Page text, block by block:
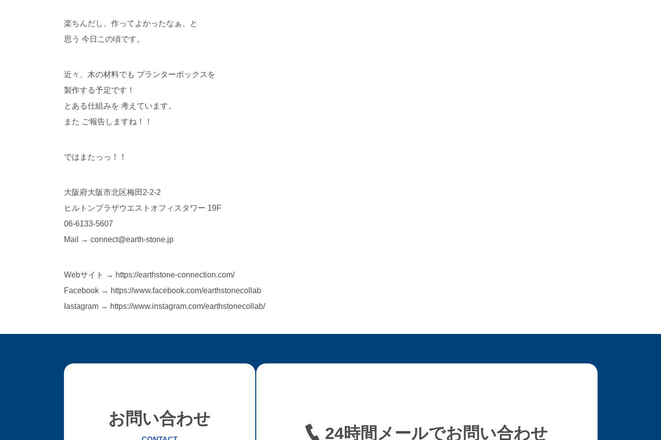
楽ちんだし、作ってよかったなぁ、と
思う 今日この頃です。
近々、木の材料でも プランターボックスを
製作する予定です！
とある仕組みを 考えています。
また ご報告しますね！！
ではまたっっ！！
大阪府大阪市北区梅田2-2-2
ヒルトンプラザウエストオフィスタワー 19F
06-6133-5607
Mail → connect@earth-stone.jp
Webサイト → https://earthstone-connection.com/
Facebook → https://www.facebook.com/earthstonecollab
Iastagram → https://www.instagram.com/earthstonecollab/
お問い合わせ
24時間メールでお問い合わせ